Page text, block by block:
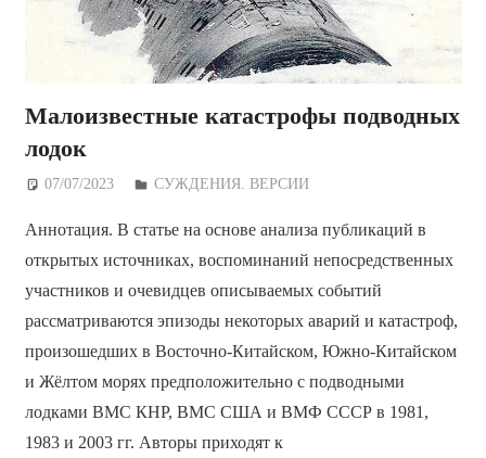
Малоизвестные катастрофы подводных
лодок
07/07/2023 Дежурный по Редакции
СУЖДЕНИЯ. ВЕРСИИ
Аннотация. В статье на основе анализа публикаций в
открытых источниках, воспоминаний непосредственных
участников и очевидцев описываемых событий
рассматриваются эпизоды некоторых аварий и катастроф,
произошедших в Восточно-Китайском, Южно-Китайском
и Жёлтом морях предположительно с подводными
лодками ВМС КНР, ВМС США и ВМФ СССР в 1981,
1983 и 2003 гг. Авторы приходят к